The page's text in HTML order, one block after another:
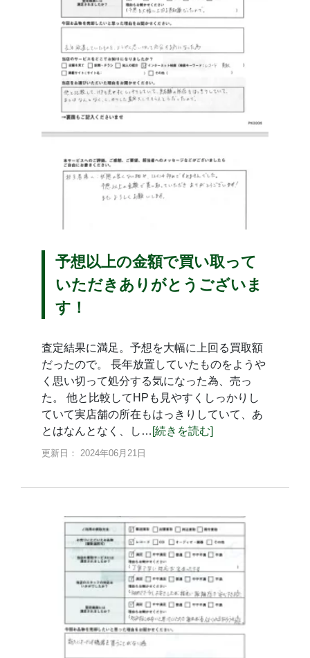
予想以上の金額で買い取って
いただきありがとうございま
す！
査定結果に満足。予想を大幅に上回る買取額
だったので。 長年放置していたものをようや
く思い切って処分する気になった為、売っ
た。 他と比較してHPも見やすくしっかりし
ていて実店舗の所在もはっきりしていて、あ
とはなんとなく、し… [続きを読む]
更新日： 2024年06月21日